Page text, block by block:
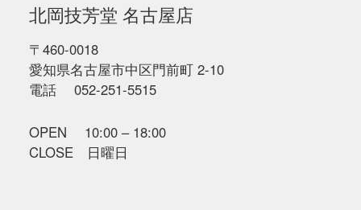
北岡技芳堂 名古屋店
〒460-0018
愛知県名古屋市中区門前町 2-10
電話 052-251-5515
OPEN 10:00 – 18:00
CLOSE 日曜日